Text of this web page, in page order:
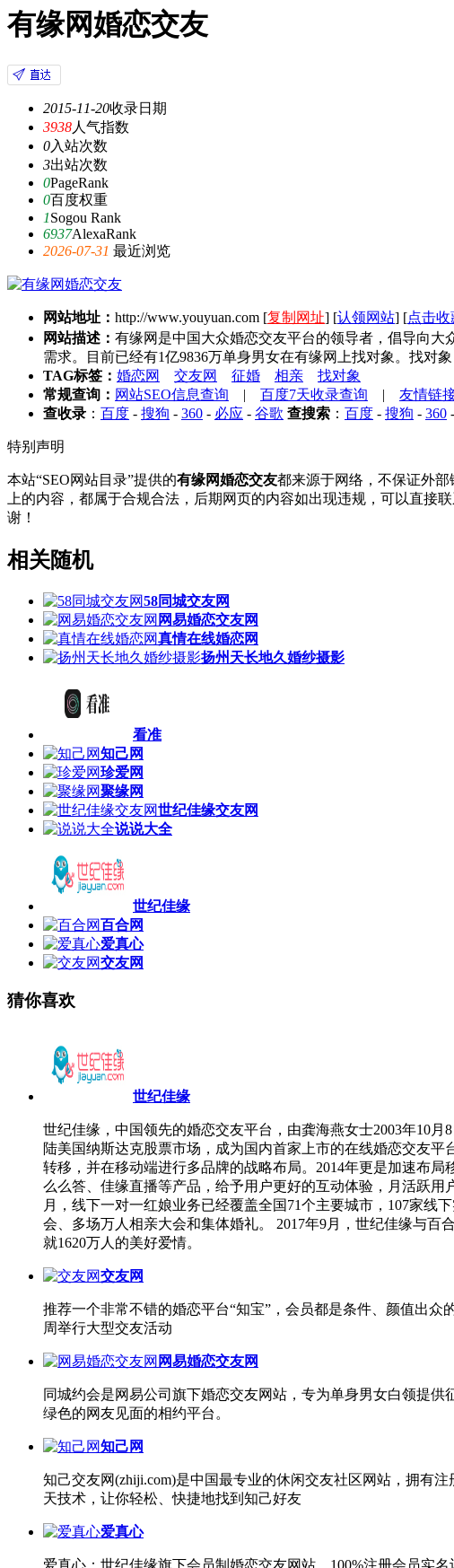
有缘网婚恋交友
2015-11-20收录日期
3938人气指数
0入站次数
3出站次数
0PageRank
0百度权重
1Sogou Rank
6937AlexaRank
2026-07-31 最近浏览
网站地址： http://www.youyuan.com [复制网址] [认领网站] [点击收
网站描述： 有缘网是中国大众婚恋交友平台的领导者，倡导向
需求。目前已经有1亿9836万单身男女在有缘网上找对象。找对象
TAG标签： 婚恋网 交友网 征婚 相亲
找对象
常规查询： 网站SEO信息查询 | 百度7天收录查询 | 友情链
查收录 ： 百度 - 搜狗 - 360 - 必应 - 谷歌 查搜索 ： 百度 - 搜狗 - 360 -
特别声明
本站“SEO网站目录”提供的有缘网婚恋交友都来源于网络，不保证外部
上的内容，都属于合规合法，后期网页的内容如出现违规，可以直接
谢！
相关随机
58同城交友网
网易婚恋交友网
真情在线婚恋网
扬州天长地久婚纱摄影
看准
知己网
珍爱网
聚缘网
世纪佳缘交友网
说说大全
世纪佳缘
百合网
爱真心
交友网
猜你喜欢
世纪佳缘
世纪佳缘，中国领先的婚恋交友平台，由龚海燕女士2003年10
陆美国纳斯达克股票市场，成为国内首家上市的在线婚恋交友
转移，并在移动端进行多品牌的战略布局。2014年更是加速布
么么答、佳缘直播等产品，给予用户更好的互动体验，月活跃用
月，线下一对一红娘业务已经覆盖全国71个主要城市，107家线
会、多场万人相亲大会和集体婚礼。 2017年9月，世纪佳缘与
就1620万人的美好爱情。
交友网
推荐一个非常不错的婚恋平台“知宝”，会员都是条件、颜值出
周举行大型交友活动
网易婚恋交友网
同城约会是网易公司旗下婚恋交友网站，专为单身男女白领提
绿色的网友见面的相约平台。
知己网
知己交友网(zhiji.com)是中国最专业的休闲交友社区网站，拥有
天技术，让你轻松、快捷地找到知己好友
爱真心